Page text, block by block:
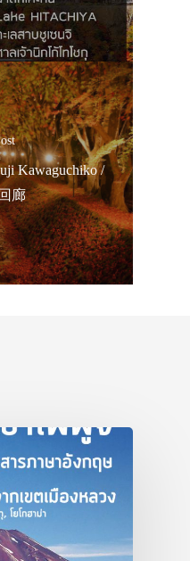
Kawaguchiko /
廊
เอง
รถบัส
เดินทาง
ทัวร์